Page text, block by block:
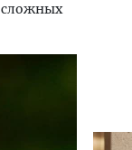
сложных